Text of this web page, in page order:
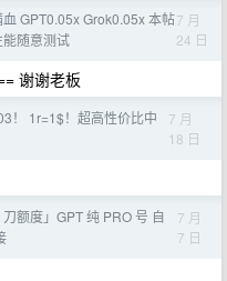
GPT0.05x Grok0.05x 本帖
随意测试
7 月
24 日
谢谢老板
！ 1r=1$！超高性价比中
7 月
18 日
刀额度」GPT 纯 PRO 号 自
7 月
7 日